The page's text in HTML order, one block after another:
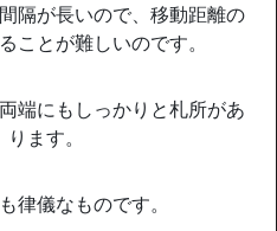
隔が長いので、移動距離の
ことが難しいのです。
端にもしっかりと札所があ
ります。
律儀なものです。